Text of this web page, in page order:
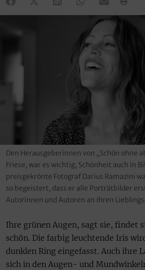
Den Herausgeberinnen von „Schön ohne
Friese, war es wichtig, Schönheit auch in
preisgekrönte Fotograf Darius Ramazini
so begeistert, dass er alle Porträtbilder
Autorinnen und Autoren an ihren
Ihre grünen Augen, sagt sie, findet
schön. Die farbig leuchtende Iris
dunklen Ring eingefasst. Auch ihre
sich in den Augen- und